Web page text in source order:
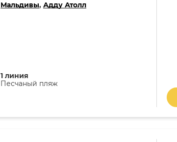
Мальдивы, Адду Атолл
1 линия
Песчаный пляж